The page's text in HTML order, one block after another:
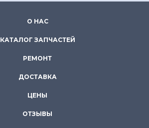
О НАС
КАТАЛОГ ЗАПЧАСТЕЙ
РЕМОНТ
ДОСТАВКА
ЦЕНЫ
ОТЗЫВЫ